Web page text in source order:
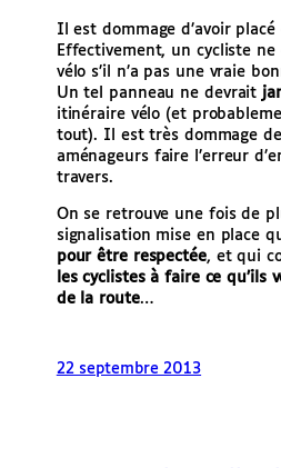
Il est dommage d’avoir placé
Effectivement, un cycliste ne
vélo s’il n’a pas une vraie
Un tel panneau ne devrait
itinéraire vélo (et
tout). Il est très dommage
aménageurs faire l’erreur
travers.
On se retrouve une fois de
signalisation mise en place
pour être respectée, et qui
les cyclistes à faire ce qu’ils
de la route…
22 septembre 2013